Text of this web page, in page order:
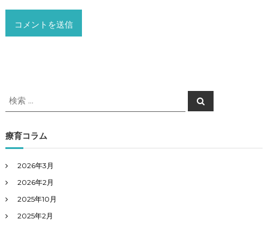
検
索
象
:
検
索
療育コラム
2026年3月
2026年2月
2025年10月
2025年2月